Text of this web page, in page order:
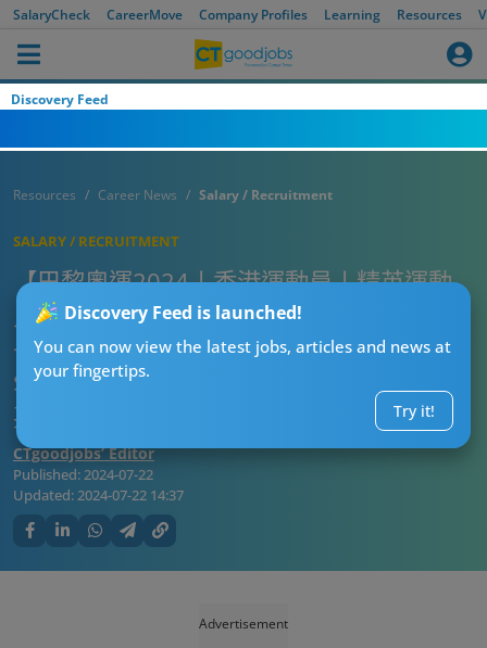
SalaryCheck CareerMove Company Profiles Learning Resources
Discovery Feed
Discovery Feed is launched!
You can now view the latest jobs, articles and news at
your fingertips.
Try it!
$10,000都冇？（內附香港運動員薪酬、精英運動員名單）
Resources Career News Salary / Recruitment
SALARY / RECRUITMENT
【巴黎奧運2024丨香港運動員丨精英運動
員】香港全職運動員有幾錢收入？精英甲
+每月獲資助$44,500 但唔係「精英」
$10,000都冇？（內附香港運動員薪酬、精
英運動員名單）
CTgoodjobs’ Editor
Published: 2024-07-22
Updated: 2024-07-22 14:37
Advertisement